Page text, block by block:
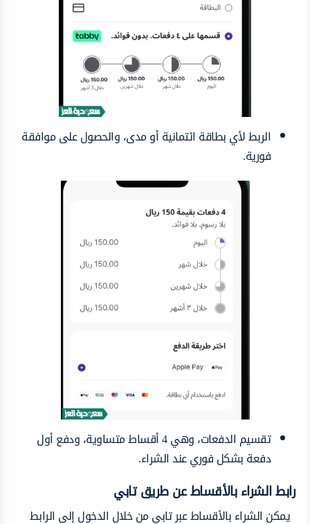
الربط لأي بطاقة ائتمانية أو مدى، والحصول على موافقة
فورية.
تقسيم الدفعات، وهي 4 أقساط متساوية، ودفع أول
دفعة بشكل فوري عند الشراء.
رابط الشراء بالأقساط عن طريق تابي
يمكن الشراء بالأقساط عبر تابي من خلال الدخول إلى الرابط